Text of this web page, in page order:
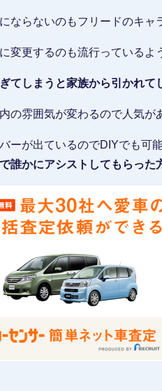
ならないのもフリードのキャ
変更するのも流行っているよ
てしまうと家族から引かれて
の雰囲気が変わるので人気が
ーが出ているのでDIYでも可
誰かにアシストしてもらった